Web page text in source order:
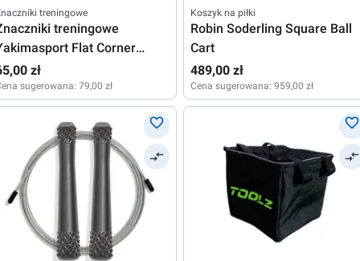
treningowe
treningowe
Flat Corner
4P
zł
sugerowana: 79,00 zł
Koszyk na piłki
Robin Soderling Square Ball
Cart
489,00 zł
Cena sugerowana: 959,00 zł